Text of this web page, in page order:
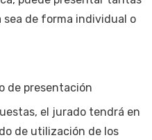
sea de forma individual o
de presentación
el jurado tendrá en
de utilización de los